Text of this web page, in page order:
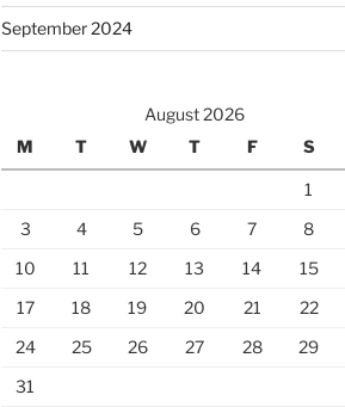
September 2024
August 2026
M
T W T F S
1
3
4 5 6 7 8
10
11 12 13 14 15
17
18 19 20 21 22
24
25 26 27 28 29
31